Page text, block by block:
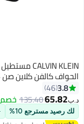
CALVIN KLEIN مستطيل كامل
الحواف كالفن كلاين صن Ck22535S
خصم 51%
10%
+ 1